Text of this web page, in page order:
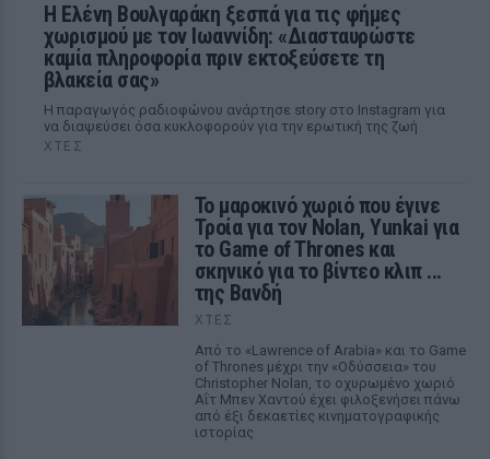
Η Ελένη Βουλγαράκη ξεσπά για τις φήμες
χωρισμού με τον Ιωαννίδη: «Διασταυρώστε
καμία πληροφορία πριν εκτοξεύσετε τη
βλακεία σας»
Η παραγωγός ραδιοφώνου ανάρτησε story στο Instagram για
να διαψεύσει όσα κυκλοφορούν για την ερωτική της ζωή
ΧΤΕΣ
Το μαροκινό χωριό που έγινε
Τροία για τον Nolan, Yunkai για
το Game of Thrones και
σκηνικό για το βίντεο κλιπ ...
της Βανδή
ΧΤΕΣ
Από το «Lawrence of Arabia» και το Game
of Thrones μέχρι την «Οδύσσεια» του
Christopher Nolan, το οχυρωμένο χωριό
Αΐτ Μπεν Χαντού έχει φιλοξενήσει πάνω
από έξι δεκαετίες κινηματογραφικής
ιστορίας